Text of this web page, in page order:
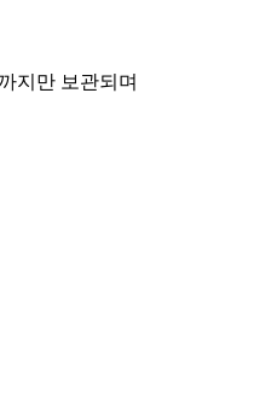
지만 보관되며